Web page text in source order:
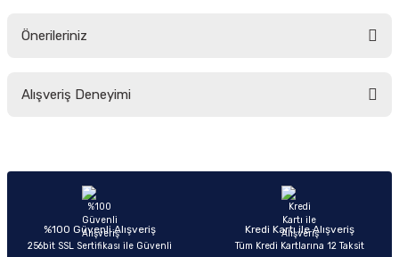
Önerileriniz
yetersiz gördüğünüz noktaları öneri formunu kullanarak tarafımıza
Ürün açıklamasında eksik bilgiler bulunuyor.
Ürün bilgilerinde hatalar bulunuyor.
Ürün fiyatı diğer sitelerden daha pahalı.
Alışveriş Deneyimi
Sitemize ilk yorumu siz yapın!
%100 Güvenli Alışveriş
256bit SSL Sertifikası ile Güvenli
Kredi Kartı ile Alışveriş
Tüm Kredi Kartlarına 12 Taksit